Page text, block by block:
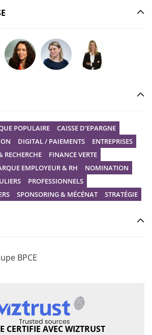
Christophe GILBERT
question à Fanny KERECKI
Poser votre question à Mélissa
Poser votre question à Marine
Poser votre question
POPULAIRE
CAISSE D'EPARGNE
DIGITAL / PAIEMENTS
ENTREPRISES
RECHERCHE
FINANCE VERTE
EMPLOYEUR & RH
NOMINATION
PROFESSIONNELS
SPONSORING & MÉCÉNAT STRATÉGIE
BPCE
CERTIFIE AVEC WIZTRUST